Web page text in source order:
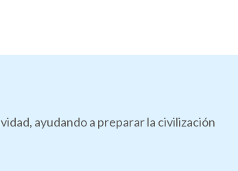
ayudando a preparar la civilización